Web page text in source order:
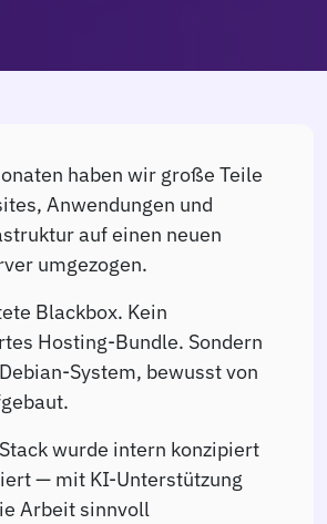
haben wir große Teile
Anwendungen und
auf einen neuen
umgezogen.
Blackbox. Kein
Hosting-Bundle. Sondern
System, bewusst von
wurde intern konzipiert
— mit KI-Unterstützung
Arbeit sinnvoll